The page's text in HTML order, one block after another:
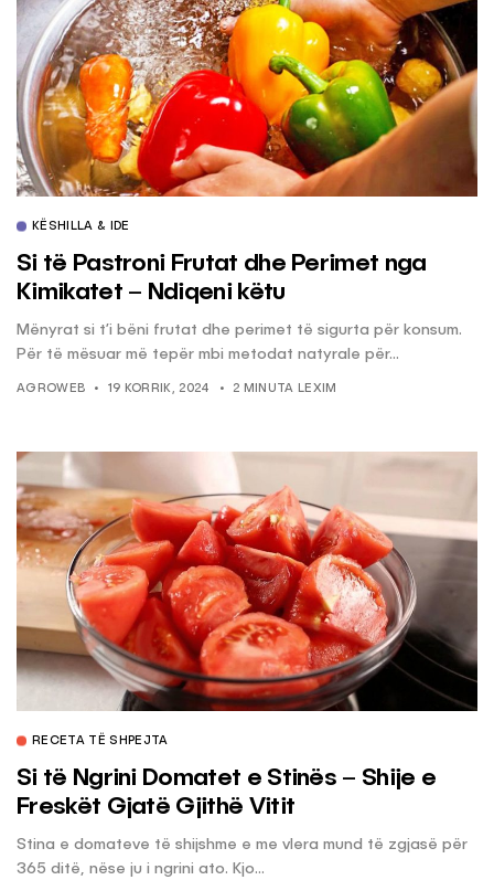
KËSHILLA & IDE
Si të Pastroni Frutat dhe Perimet nga
Kimikatet – Ndiqeni këtu
Mënyrat si t’i bëni frutat dhe perimet të sigurta për konsum.
Për të mësuar më tepër mbi metodat natyrale për...
AGROWEB 19 KORRIK, 2024 2 MINUTA LEXIM
RECETA TË SHPEJTA
Si të Ngrini Domatet e Stinës – Shije e
Freskët Gjatë Gjithë Vitit
Stina e domateve të shijshme e me vlera mund të zgjasë për
365 ditë, nëse ju i ngrini ato. Kjo...